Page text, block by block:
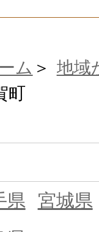
ム
地域
町
県
宮城県